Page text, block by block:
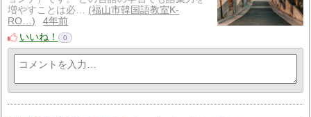
増やすことは必…
福山市韓国語教室K-
RO…
4年前
いいね！
0